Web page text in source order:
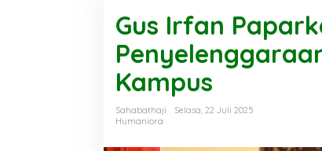
s
I
r
f
P
a
Gus Irfan
Kampus
Sahabathaji
Selasa, 22 Juli 2025
Humaniora